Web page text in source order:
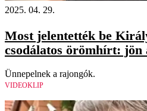
2025. 04. 29.
Most jelentették be
csodálatos örömhírt: jön
Ünnepelnek a rajongók.
VIDEOKLIP